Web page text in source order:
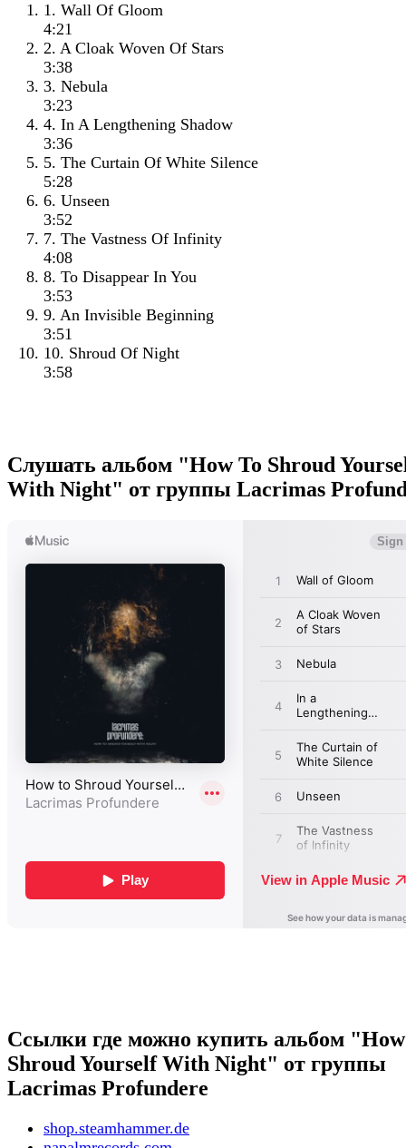
1. Wall Of Gloom
4:21
2. A Cloak Woven Of Stars
3:38
3. Nebula
3:23
4. In A Lengthening Shadow
3:36
5. The Curtain Of White Silence
5:28
6. Unseen
3:52
7. The Vastness Of Infinity
4:08
8. To Disappear In You
3:53
9. An Invisible Beginning
3:51
10. Shroud Of Night
3:58
Слушать альбом "How To Shroud
With Night" от группы Lacrimas
Ссылки где можно купить альбом
Shroud Yourself With Night" от группы
Lacrimas Profundere
shop.steamhammer.de